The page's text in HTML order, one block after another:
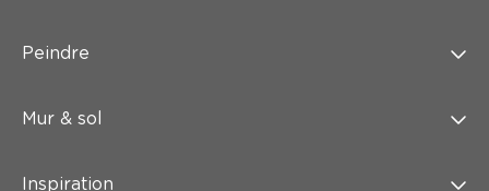
Peindre
Mur & sol
Inspiration